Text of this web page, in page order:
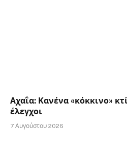
Αχαΐα: Κανένα «κόκκινο»
έλεγχοι
7 Αυγούστου 2026